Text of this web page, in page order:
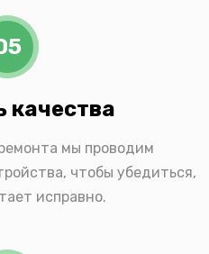
качества
мы проводим
чтобы убедиться,
исправно.